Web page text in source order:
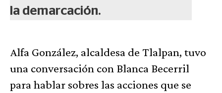
la demarcación.
Alfa González, alcaldesa de Tlalpan, tuvo
una conversación con Blanca Becerril
para hablar sobres las acciones que se